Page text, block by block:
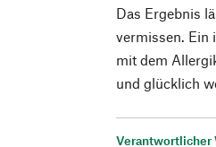
Das Ergebnis
vermissen. Ein
mit dem
und glücklich
Verantwortlicher